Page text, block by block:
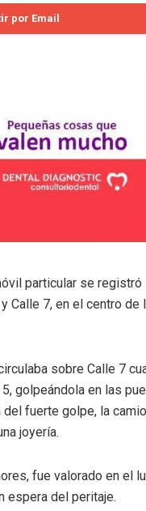
por Email
particular se registró
Calle 7, en el centro de
sobre Calle 7
golpeándola en las
fuerte golpe, la
joyería.
fue valorado en el
espera del peritaje.